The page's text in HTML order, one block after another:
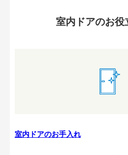
室内ドアのお役
室内ドアのお手入れ